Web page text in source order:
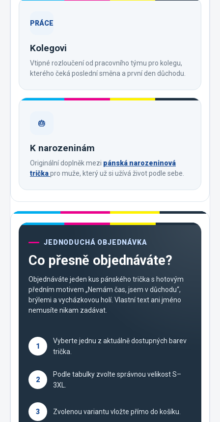
PRÁCE
Kolegovi
Vtipné rozloučení od pracovního týmu pro kolegu,
kterého čeká poslední směna a první den důchodu.
🎂
K narozeninám
Originální doplněk mezi pánská narozeninová
tričkapro muže, který už si užívá život podle sebe.
JEDNODUCHÁ OBJEDNÁVKA
Co přesně objednáváte?
Objednáváte jeden kus pánského trička s hotovým
předním motivem „Nemám čas, jsem v důchodu“,
brýlemi a vycházkovou holí. Vlastní text ani jméno
nemusíte nikam zadávat.
1
Vyberte jednu z aktuálně dostupných barev
trička.
2
Podle tabulky zvolte správnou velikost S–
3XL.
3 Zvolenou variantu vložte přímo do košíku.